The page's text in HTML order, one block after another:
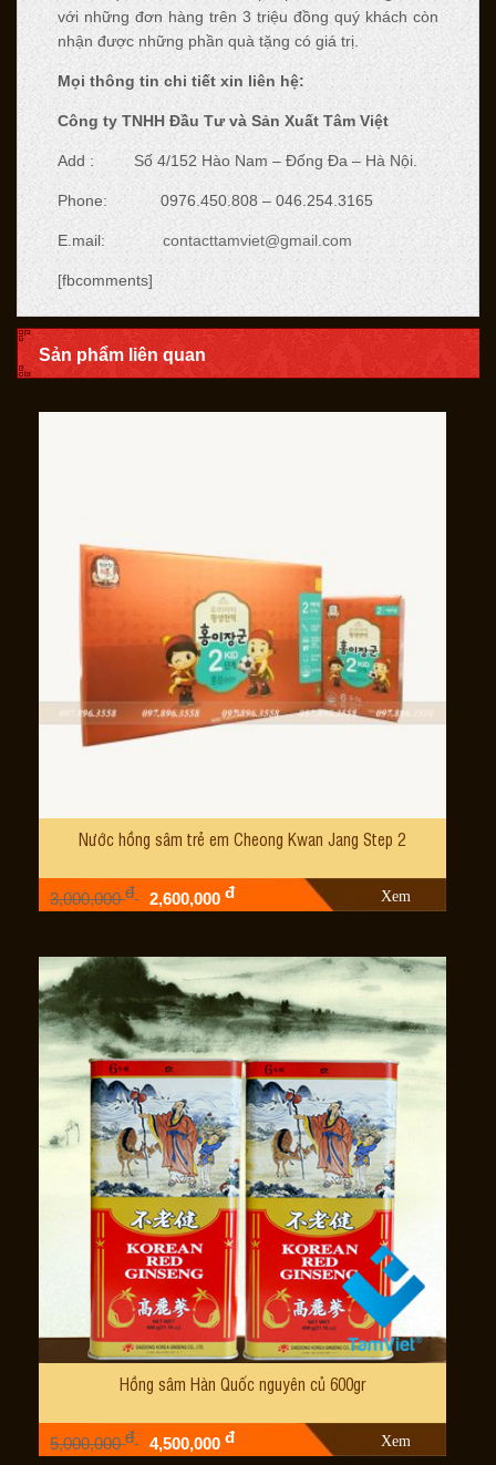
với những đơn hàng trên 3 triệu đồng quý khách còn
nhận được những phần quà tặng có giá trị.
Mọi thông tin chi tiết xin liên hệ:
Công ty TNHH Đầu Tư và Sản Xuất Tâm Việt
Add : Số 4/152 Hào Nam – Đống Đa – Hà Nội.
Phone: 0976.450.808 – 046.254.3165
E.mail: contacttamviet@gmail.com
[fbcomments]
Sản phẩm liên quan
Nước hồng sâm trẻ em Cheong Kwan Jang Step 2
3,000,000đ 2,600,000đ Xem
Hồng sâm Hàn Quốc nguyên củ 600gr
5,000,000đ 4,500,000đ Xem